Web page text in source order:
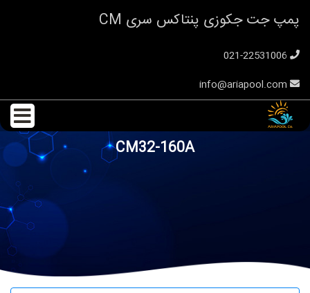
پمپ جت جکوزی پنتاکس سری CM
CM32-160A